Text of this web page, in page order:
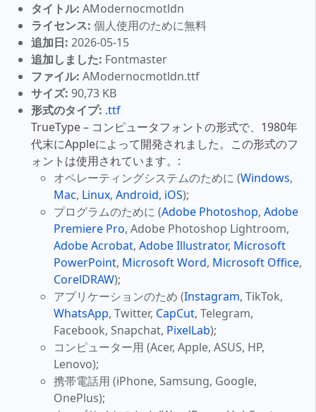
タイトル: AModernocmotldn
ライセンス: 個人使用のために無料
追加日: 2026-05-15
追加しました: Fontmaster
ファイル: AModernocmotldn.ttf
サイズ: 90,73 KB
形式のタイプ: .ttf
TrueType – コンピュータフォントの形式で、1980年
代末にAppleによって開発されました。この形式のフ
ォントは使用されています。:
オペレーティングシステムのために (Windows,
Mac, Linux, Android, iOS);
プログラムのために (Adobe Photoshop, Adobe
Premiere Pro, Adobe Photoshop Lightroom,
Adobe Acrobat, Adobe Illustrator, Microsoft
PowerPoint, Microsoft Word, Microsoft Office,
CorelDRAW);
アプリケーションのため (Instagram, TikTok,
WhatsApp, Twitter, CapCut, Telegram,
Facebook, Snapchat, PixelLab);
コンピューター用 (Acer, Apple, ASUS, HP,
Lenovo);
携帯電話用 (iPhone, Samsung, Google,
OnePlus);